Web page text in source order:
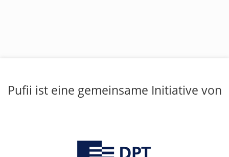
Pufii ist eine gemeinsame Initiative von